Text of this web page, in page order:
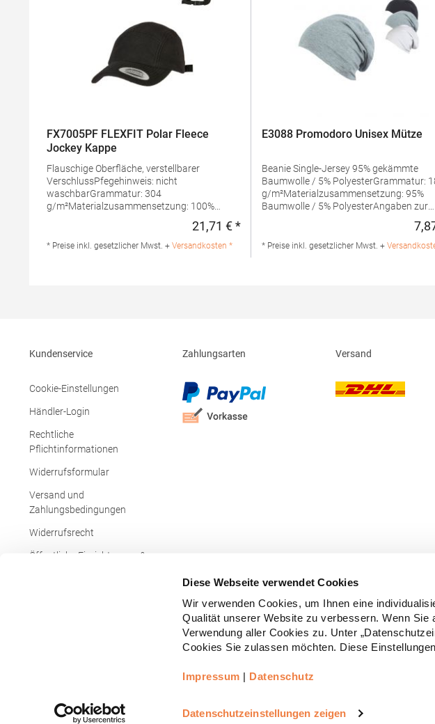
Diese Webseite verwendet Cookies
Wir verwenden Cookies, um Ihnen eine
Qualität unserer Website zu verbessern. Wenn
Verwendung aller Cookies zu. Unter
Cookies Sie zulassen möchten. Diese
Impressum | Datenschutz
Datenschutzeinstellungen zeigen
FX7005PF FLEXFIT Polar Fleece
Jockey Kappe
Flauschige Oberfläche, verstellbarer
VerschlussPfegehinweis: nicht
waschbarGrammatur: 304
g/m²Materialzusammensetzung: 100%
7005PFHersteller: TB International GmbH
Regulärer Preis:
21,71 € *
* Preise inkl. gesetzlicher Mwst. + Versandkosten *
E3088 Promodoro Unisex Mütze
Beanie Single-Jersey 95% gekämmte
Baumwolle / 5% PolyesterGrammatur:
g/m²Materialzusammensetzung: 95%
Baumwolle / 5% PolyesterAngaben zur
Promodoro Fashion GmbH Am
40472 Düsseldorf Deutschland E-Mail:
* Preise inkl. gesetzlicher Mwst. +
Kundenservice
Cookie-Einstellungen
Händler-Login
Rechtliche
Pflichtinformationen
Widerrufsformular
Versand und
Zahlungsbedingungen
Widerrufsrecht
Öffentliche Einrichtungen &
Zahlungsarten Versand
Realisiert durch
arboro GmbH